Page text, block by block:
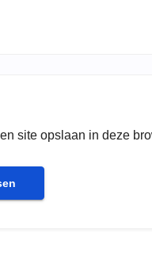
site opslaan in deze